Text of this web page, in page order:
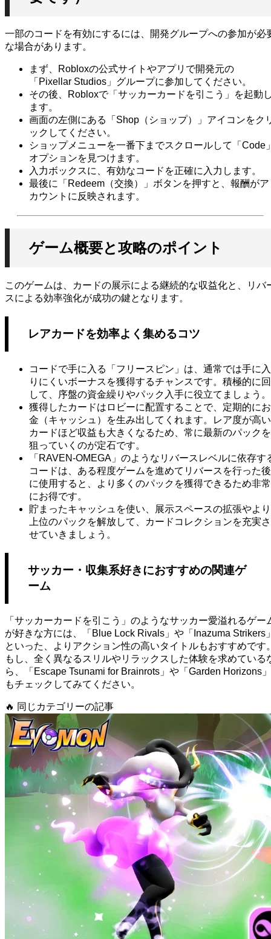
一部のコードを有効にするには、開発グループへの参加が必
な場合があります。
まず、Robloxの公式サイトやアプリで開発元の
「Pixellar Studios」グループに参加してください。
その後、Robloxで「サッカーカードを引こう」を起動
ます。
画面の左側にある「Shop（ショップ）」アイコンをク
ックしてください。
ショップメニューを一番下までスクロールして「Code
オプションを見つけます。
入力ボックスに、有効なコードを正確に入力します。
最後に「Redeem（交換）」ボタンを押すと、報酬がア
カウントに反映されます。
ゲーム概要と攻略のポイント
このゲームは、カードの展示による継続的な収益化と、リバ
スによる効率強化が成功の鍵となります。
レアカードを効率よく集めるコツ
コードで手に入る「フリースピン」は、通常では手に入
りにくいボーナスを獲得するチャンスです。積極的に回
して、序盤の資金繰りやパック入手に役立てましょう。
獲得したカードはロビーに配置することで、定期的にお
金（キャッシュ）を生み出してくれます。レア度が高い
カードほど収益も大きくなるため、常に最新のパックを
狙っていくのが定石です。
「RAVEN-OMEGA」のようなリバースレベルに依存す
コードは、ある程度ゲームを進めてリバースを行った後
に使用すると、より多くのパックを獲得できるため非常
にお得です。
貯まったキャッシュを使い、展示スペースの拡張やより
上位のパックを解放して、カードコレクションを充実さ
せていきましょう。
サッカー・収集系好きにおすすめの関連ゲ
ーム
「サッカーカードを引こう」のようなサッカー愛溢れるゲー
が好きな方には、「Blue Lock Rivals」や「Inazuma Strikers
といった、よりアクション性の高いタイトルもおすすめです
もし、全く異なるスリルやリラックスした体験を求めている
ら、「Escape Tsunami for Brainrots」や「Garden Horizons」
もチェックしてみてください。
🔥 同じカテゴリーの記事